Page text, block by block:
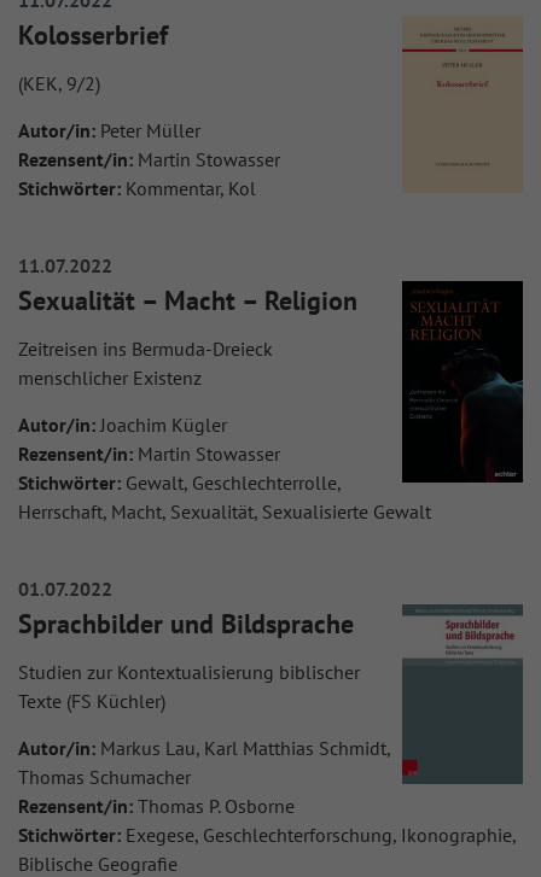
Kolosserbrief
(KEK, 9/2)
Autor/in: Peter Müller
Rezensent/in: Martin Stowasser
Stichwörter: Kommentar, Kol
11.07.2022
Sexualität – Macht – Religion
Zeitreisen ins Bermuda-Dreieck
menschlicher Existenz
Autor/in:Joachim Kügler
Rezensent/in: Martin Stowasser
Stichwörter: Gewalt, Geschlechterrolle,
Herrschaft, Macht, Sexualität, Sexualisierte Gewalt
01.07.2022
Sprachbilder und Bildsprache
Studien zur Kontextualisierung biblischer
Texte (FS Küchler)
Autor/in: Markus Lau, Karl Matthias Schmidt,
Thomas Schumacher
Rezensent/in: Thomas P. Osborne
Stichwörter: Exegese, Geschlechterforschung, Ikonographie,
Biblische Geografie